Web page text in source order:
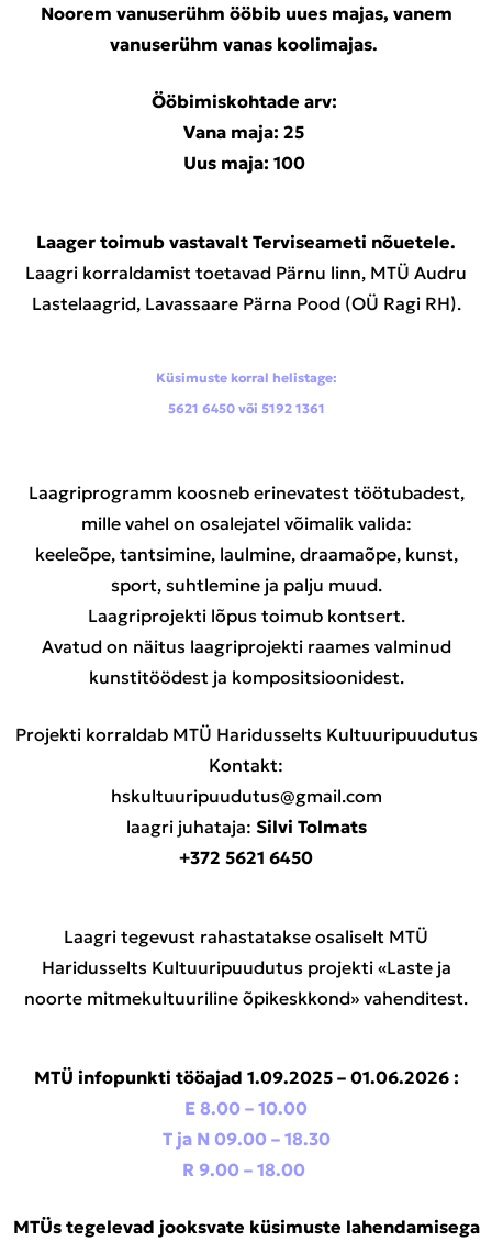
Noorem vanuserühm ööbib uues majas, vanem
vanuserühm vanas koolimajas.
Ööbimiskohtade arv:
Vana maja: 25
Uus maja: 100
Laager toimub vastavalt Terviseameti nõuetele.
Laagri korraldamist toetavad Pärnu linn, MTÜ Audru
Lastelaagrid, Lavassaare Pärna Pood (OÜ Ragi RH).
Küsimuste korral helistage:
5621 6450 või 5192 1361
Laagriprogramm koosneb erinevatest töötubadest,
mille vahel on osalejatel võimalik valida:
keeleõpe, tantsimine, laulmine, draamaõpe, kunst,
sport, suhtlemine ja palju muud.
Laagriprojekti lõpus toimub kontsert.
Avatud on näitus laagriprojekti raames valminud
kunstitöödest ja kompositsioonidest.
Projekti korraldab MTÜ Haridusselts Kultuuripuudutus
Kontakt:
hskultuuripuudutus@gmail.com
laagri juhataja: Silvi Tolmats
+372 5621 6450
Laagri tegevust rahastatakse osaliselt MTÜ
Haridusselts Kultuuripuudutus projekti «Laste ja
noorte mitmekultuuriline õpikeskkond» vahenditest.
MTÜ infopunkti tööajad 1.09.2025 – 01.06.2026 :
E 8.00 – 10.00
T ja N 09.00 – 18.30
R 9.00 – 18.00
MTÜs tegelevad jooksvate küsimuste lahendamisega